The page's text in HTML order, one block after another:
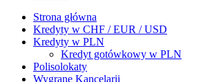
Strona główna
Kredyty w CHF / EUR / USD
Kredyty w PLN
Kredyt gotówkowy w PLN
Polisolokaty
Wygrane Kancelarii